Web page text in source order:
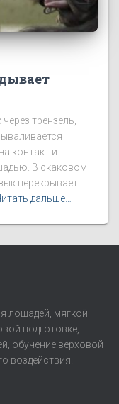
трензель,
контакт и
В скаковом
перекрывает
дальше…
лошадей, мягкой
подготовке,
обучение верховой
воздействия.